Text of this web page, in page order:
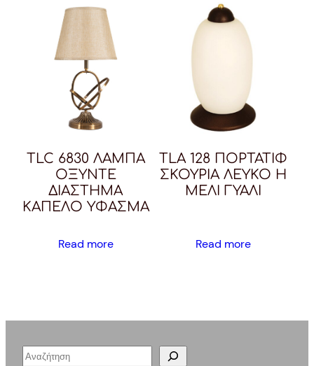
TLC 6830 ΛΑΜΠΑ
ΟΞΥΝΤΕ
ΔΙΑΣΤΗΜΑ
ΚΑΠΕΛΟ ΥΦΑΣΜΑ
Read more
TLA 128 ΠΟΡΤΑΤΙΦ
ΣΚΟΥΡΙΑ ΛΕΥΚΟ Η
ΜΕΛΙ ΓΥΑΛΙ
Read more
S